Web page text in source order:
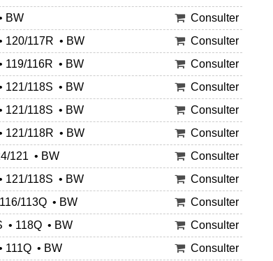
BW
Consulter
120/117R • BW
Consulter
119/116R • BW
Consulter
121/118S • BW
Consulter
121/118S • BW
Consulter
121/118R • BW
Consulter
121 • BW
Consulter
121/118S • BW
Consulter
113Q • BW
Consulter
• 118Q • BW
Consulter
111Q • BW
Consulter